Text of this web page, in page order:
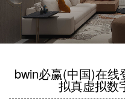
bwin必赢(中国)在
拟真虚拟数